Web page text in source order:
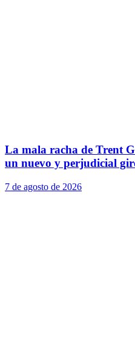
La mala racha de Trent
un nuevo y perjudicial
7 de agosto de 2026